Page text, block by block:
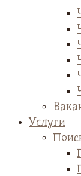
Услуги